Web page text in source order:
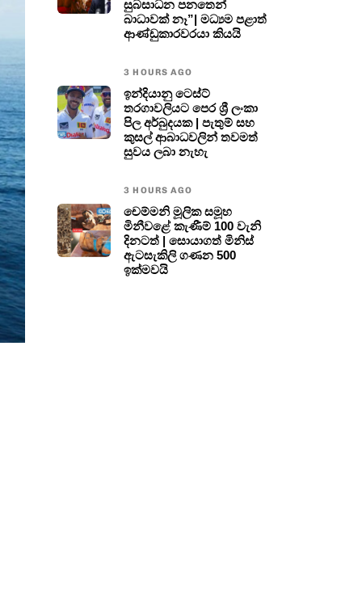
සුබසාධන පනතෙන්
බාධාවක් නෑ”| මධ්‍යම පළාත්
ආණ්ඩුකාරවරයා කියයි
3 HOURS AGO
ඉන්දියානු ටෙස්ට්
තරගාවලියට පෙර ශ්‍රී ලංකා
පිල අර්බුදයක | පැතුම් සහ
කුසල් ආබාධවලින් තවමත්
සුවය ලබා නැහැ
3 HOURS AGO
චෙම්මනි මූලික සමූහ
මිනීවළේ කැණීම් 100 වැනි
දිනටත් | සොයාගත් මිනිස්
ඇටසැකිලි ගණන 500
ඉක්මවයි